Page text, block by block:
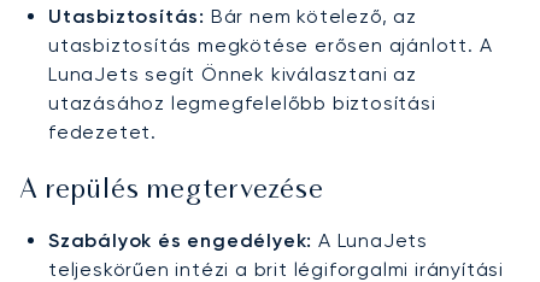
Utasbiztosítás: Bár nem kötelező, az
utasbiztosítás megkötése erősen ajánlott. A
LunaJets segít Önnek kiválasztani az
utazásához legmegfelelőbb biztosítási
fedezetet.
A repülés megtervezése
Szabályok és engedélyek: A LunaJets
teljeskörűen intézi a brit légiforgalmi irányítási